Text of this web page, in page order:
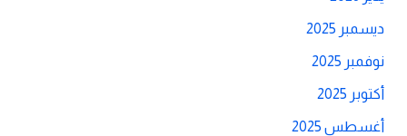
ديسمبر 2025
نوفمبر 2025
أكتوبر 2025
أغسطس 2025